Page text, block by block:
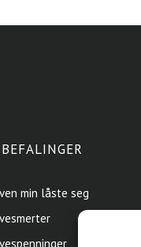
min låste seg